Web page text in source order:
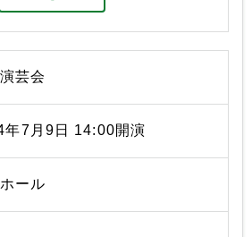
芸会
年7月9日 14:00開演
ール